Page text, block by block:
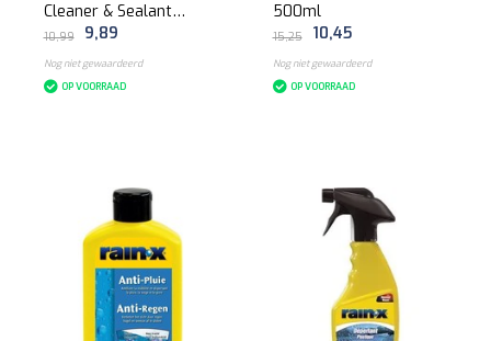
Cleaner & Sealant
300ml
10,99 9,89
Nog niet gewaardeerd
OP VOORRAAD
500ml
15,25 10,45
Nog niet gewaardeerd
OP VOORRAAD